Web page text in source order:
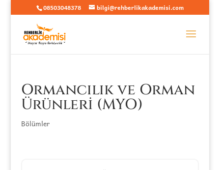
08503048378 bilgi@rehberlikakademisi.com
Ormancılık ve Orman
Ürünleri (MYO)
Bölümler